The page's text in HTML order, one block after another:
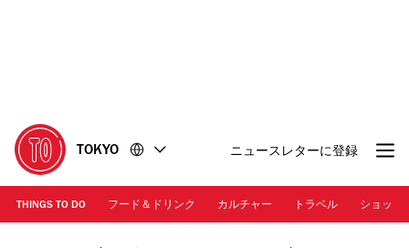
に
移
動
移
動
TOKYO ニュースレターに登録
THINGS TO DO フード＆ドリンク カルチャー トラベル ショッピ
梅花亭 神楽坂本店